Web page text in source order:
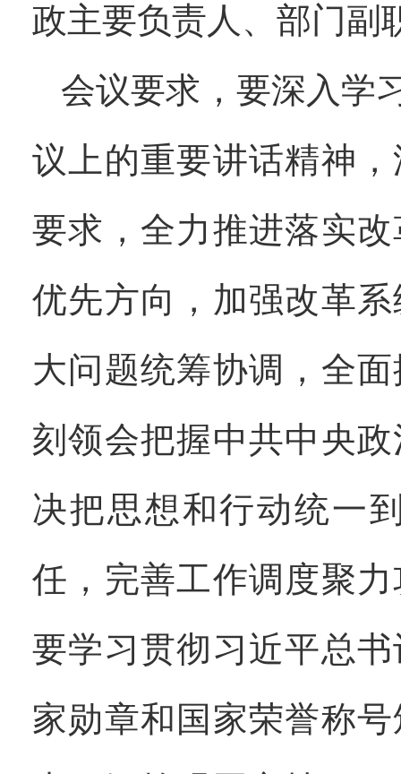
政主要负责人、部门副
会议要求，要深入学
议上的重要讲话精神
要求，全力推进落实
优先方向，加强改革
大问题统筹协调，全
刻领会把握中共中央
决把思想和行动统一
任，完善工作调度聚
要学习贯彻习近平总
家勋章和国家荣誉称